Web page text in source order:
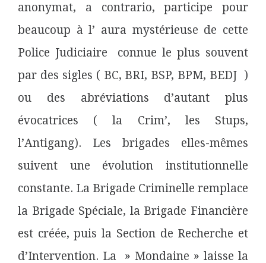
anonymat, a contrario, participe pour
beaucoup à l’ aura mystérieuse de cette
Police Judiciaire connue le plus souvent
par des sigles ( BC, BRI, BSP, BPM, BEDJ )
ou des abréviations d’autant plus
évocatrices ( la Crim’, les Stups,
l’Antigang). Les brigades elles-mêmes
suivent une évolution institutionnelle
constante. La Brigade Criminelle remplace
la Brigade Spéciale, la Brigade Financière
est créée, puis la Section de Recherche et
d’Intervention. La » Mondaine » laisse la